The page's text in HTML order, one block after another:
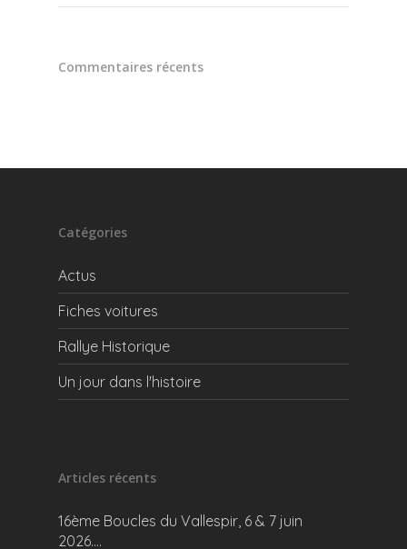
Commentaires récents
Catégories
Actus
Fiches voitures
Rallye Historique
Un jour dans l'histoire
Articles récents
16ème Boucles du Vallespir, 6 & 7 juin
2026….